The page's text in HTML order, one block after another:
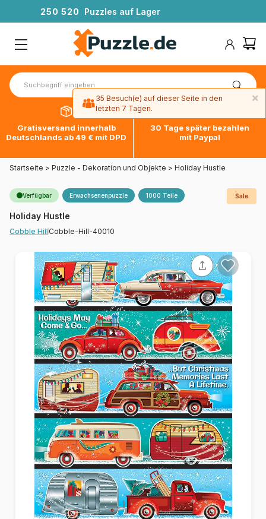
250 520 Puzzles auf Lager
Gratisversand innerhalb
Deutschlands ab 49 € mit DPD
30 Tage später bezahlen
mit Paypal
Startseite > Puzzle - Dekoration und Objekte > Holiday Hustle
Verfügbar Erwachsenenpuzzle 1000 Teile Sale
Holiday Hustle
Cobble Hill Cobble-Hill-40010
×
35 Besuch(e) auf dieser Seite in den
letzten 7 Tagen.